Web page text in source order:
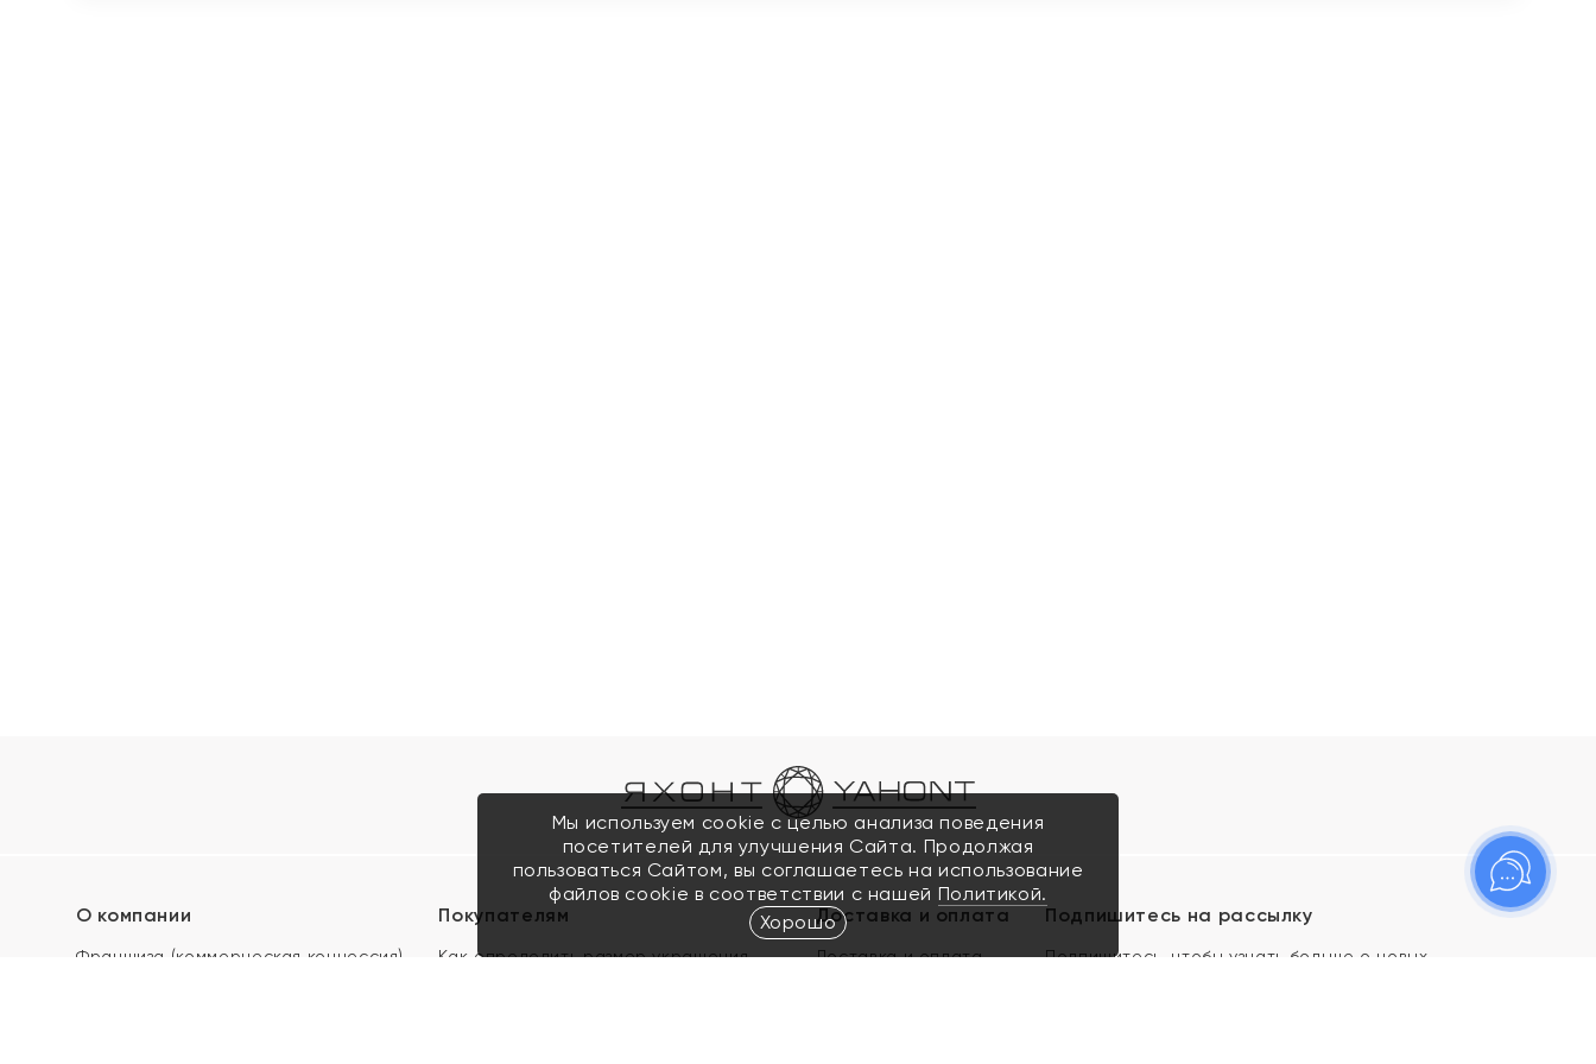
О компании
Франшиза (коммерческая концессия)
Покупателям
Как определить размер украшения
Доставка и оплата
Доставка и оплата
Подпишитесь на рассылку
Подпишитесь, чтобы узнать больше о новых
Мы используем cookie с целью анализа поведения
посетителей для улучшения Сайта. Продолжая
пользоваться Сайтом, вы соглашаетесь на использование
файлов cookie в соответствии с нашей Политикой.
Хорошо